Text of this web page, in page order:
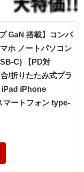
GaN 搭載】コンパ
ホ ノートパソコン
C) 【PD対
/折りたたみ式プラ
iPad iPhone
ートフォン type-